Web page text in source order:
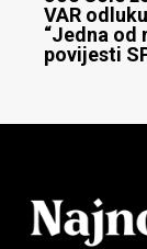
VAR
“Jedna od
povijesti